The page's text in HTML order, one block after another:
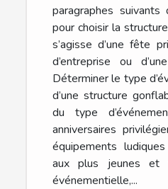
paragraphes suivants
pour choisir la
s’agisse d’une fête
d’entreprise ou
Déterminer le type
d’une structure
du type
anniversaires
équipements
aux plus jeunes et
événementielle,...